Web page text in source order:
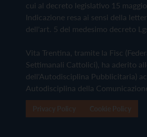
cui al decreto legislativo 15
Indicazione resa ai sensi della
dell'art. 5 del medesimo decreto
Vita Trentina, tramite la Fisc
Settimanali Cattolici), ha aderito
dell'Autodisciplina Pubblicitaria)
Autodisciplina della